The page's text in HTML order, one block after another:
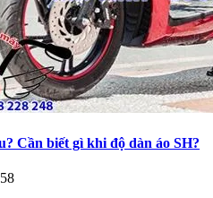
Cần biết gì khi độ dàn áo SH?